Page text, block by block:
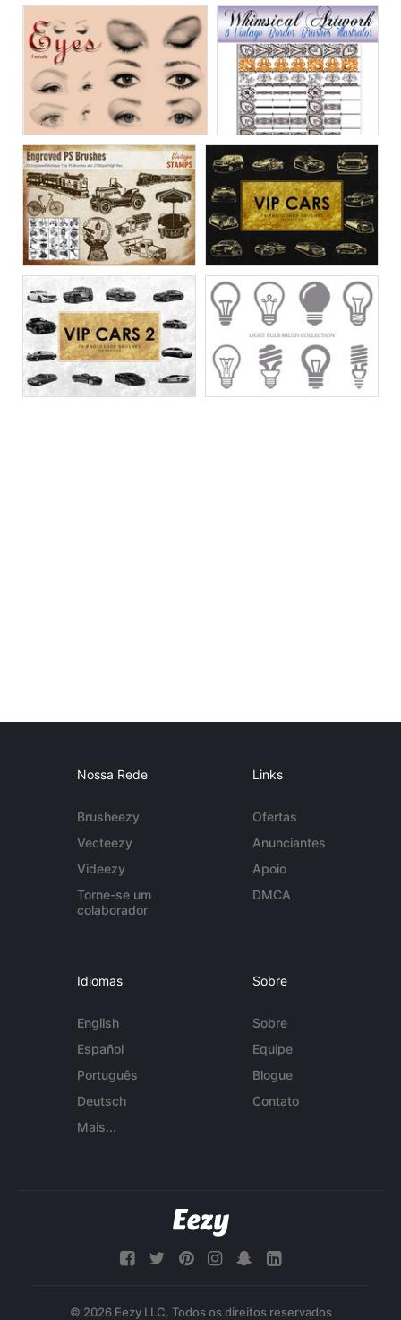
Nossa Rede
Brusheezy
Vecteezy
Videezy
Torne-se um
colaborador
Links
Ofertas
Anunciantes
Apoio
DMCA
Idiomas
English
Español
Português
Deutsch
Mais...
Sobre
Sobre
Equipe
Blogue
Contato
© 2026 Eezy LLC. Todos os direitos reservados